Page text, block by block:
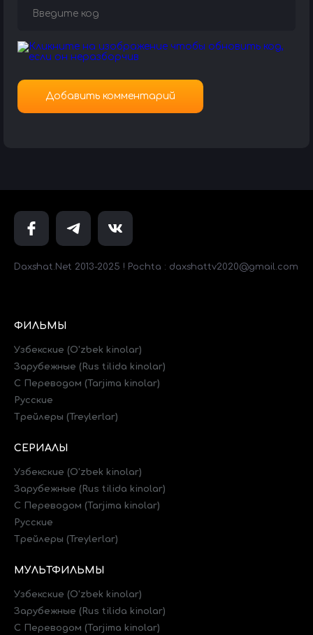
Daxshat.Net 2013-2025 ! Pochta : daxshattv2020@gmail.com
ФИЛЬМЫ
Узбекские (O'zbek kinolar)
Зарубежные (Rus tilida kinolar)
C Переводом (Tarjima kinolar)
Русские
Трейлеры (Treylerlar)
СЕРИАЛЫ
Узбекские (O'zbek kinolar)
Зарубежные (Rus tilida kinolar)
C Переводом (Tarjima kinolar)
Русские
Трейлеры (Treylerlar)
МУЛЬТФИЛЬМЫ
Узбекские (O'zbek kinolar)
Зарубежные (Rus tilida kinolar)
C Переводом (Tarjima kinolar)